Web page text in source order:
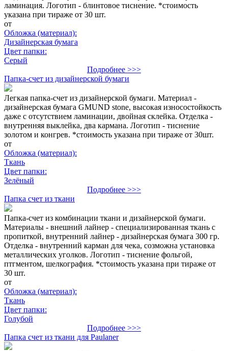
ламинация. Логотип - блинтовое тиснение. *стоимость
указана при тираже от 30 шт.
от
Обложка (материал):
Дизайнерская бумага
Цвет папки:
Серый
Подробнее >>>
Папка-счет из дизайнерской бумаги
Легкая папка-счет из дизайнерской бумаги. Материал -
дизайнерская бумага GMUND stone, высокая износостойкость
даже с отсутствием ламинации, двойная склейка. Отделка -
внутренняя выклейка, два кармана. Логотип - тиснение
золотом и конгрев. *стоимость указана при тираже от 30шт.
от
Обложка (материал):
Ткань
Цвет папки:
Зелёный
Подробнее >>>
Папка счет из ткани
Папка-счет из комбинации ткани и дизайнерской бумаги.
Материалы - внешний лайнер - специализированная ткань с
пропиткой, внутренний лайнер - дизайнерская бумага 300 гр.
Отделка - внутренний карман для чека, созможна установка
металлических уголков. Логотип - тиснение фольгой,
птгментом, шелкография. *стоимость указана при тираже от
30 шт.
от
Обложка (материал):
Ткань
Цвет папки:
Голубой
Подробнее >>>
Папка счет из ткани для Paulaner